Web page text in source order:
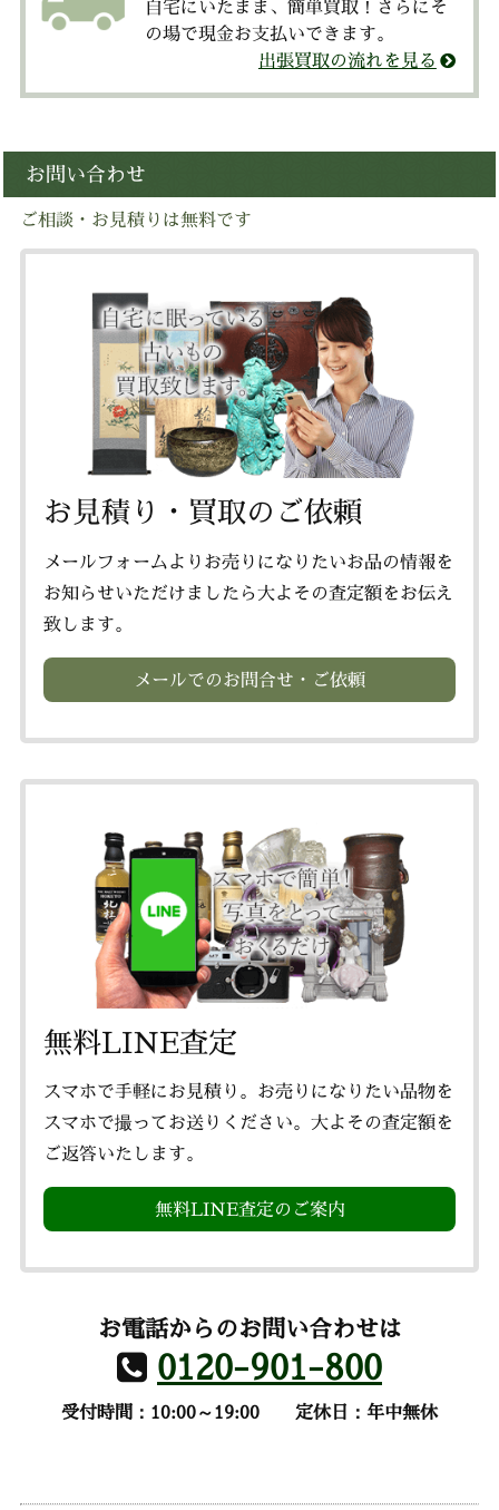
自宅にいたまま、簡単買取！さらにそ
の場で現金お支払いできます。
出張買取の流れを見る
お問い合わせ
ご相談・お見積りは無料です
お見積り・買取のご依頼
メールフォームよりお売りになりたいお品の情報を
お知らせいただけましたら大よその査定額をお伝え
致します。
メールでのお問合せ・ご依頼
無料LINE査定
スマホで手軽にお見積り。お売りになりたい品物を
スマホで撮ってお送りください。大よその査定額を
ご返答いたします。
無料LINE査定のご案内
お電話からのお問い合わせは
0120-901-800
受付時間：10:00～19:00 定休日：年中無休